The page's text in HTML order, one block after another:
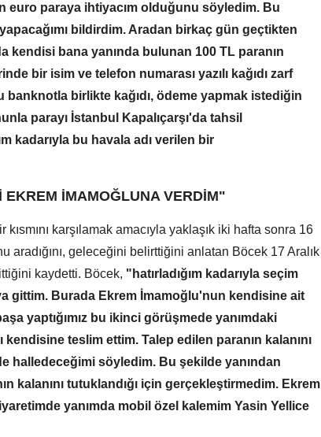
euro paraya ihtiyacım olduğunu söyledim. Bu
bildirdim. Aradan birkaç gün geçtikten
bana yanında bulunan 100 TL paranın
bir isim ve telefon numarası yazılı kağıdı zarf
birlikte kağıdı, ödeme yapmak istediğin
parayı İstanbul Kapalıçarşı'da tahsil
kadarıyla bu havala adı verilen bir
EKREM İMAMOĞLUNA VERDİM"
karşılamak amacıyla yaklaşık iki hafta sonra 16
aradığını, geleceğini belirttiğini anlatan Böcek 17 Aralık
kaydetti. Böcek, "hatırladığım kadarıyla seçim
gittim. Burada Ekrem İmamoğlu'nun kendisine ait
yaptığımız bu ikinci görüşmede yanımdaki
kendisine teslim ettim. Talep edilen paranın kalanını
halledeceğimi söyledim. Bu şekilde yanından
kalanını tutuklandığı için gerçekleştirmedim. Ekrem
yanımda mobil özel kalemim Yasin Yellice